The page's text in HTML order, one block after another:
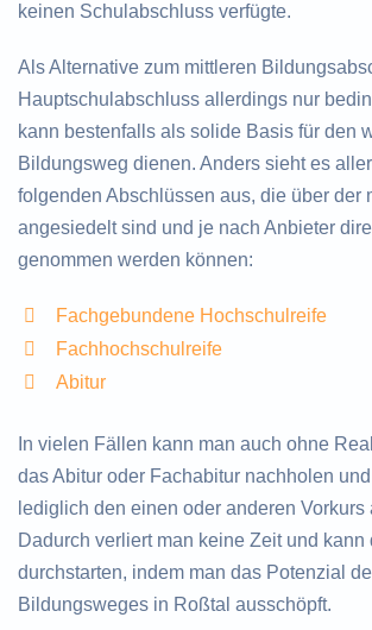
keinen Schulabschluss verfügte.
Als Alternative zum mittleren
Hauptschulabschluss allerdings nur
kann bestenfalls als solide Basis für den
Bildungsweg dienen. Anders sieht es
folgenden Abschlüssen aus, die über der
angesiedelt sind und je nach Anbieter
genommen werden können:
Fachgebundene Hochschulreife
Fachhochschulreife
Abitur
In vielen Fällen kann man auch ohne
das Abitur oder Fachabitur nachholen
lediglich den einen oder anderen Vorkurs
Dadurch verliert man keine Zeit und kann
durchstarten, indem man das Potenzial
Bildungsweges in Roßtal ausschöpft.